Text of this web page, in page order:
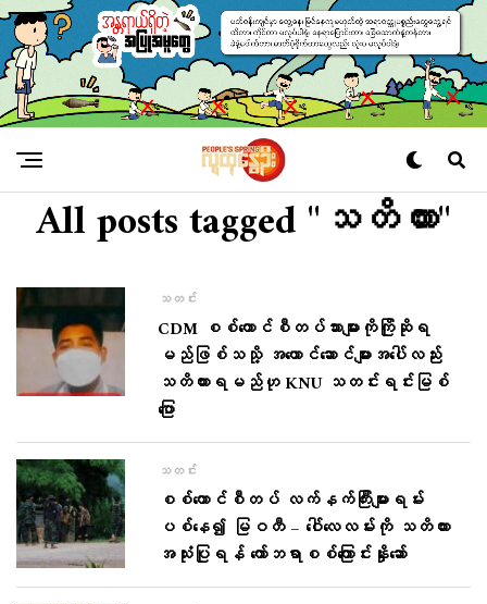
All posts tagged "သတိထား"
သတင်း
CDM စစ်ကောင်စီတပ်သားများကိုကြိုဆိုရ
မည်ဖြစ်သသို့ အယောင်ဆောင်များအပေါ်လည်း
သတိထားရမည်ဟု KNU သတင်းရင်းမြစ်
ပြော
သတင်း
စစ်ကောင်စီတပ် လက်နက်ကြီးများရမ်း
ပစ်နေ၍ မြဝတီ – ဝေါ်လေလမ်းကို သတိထား
အသုံးပြုရန် ကော်ဘရာစစ်ကြောင်းနှိုးဆော်